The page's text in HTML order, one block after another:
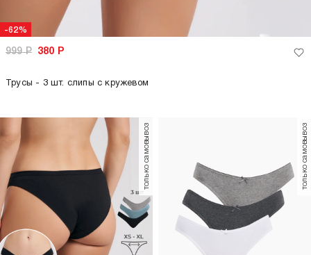
-62%
999Р 380 Р
Трусы - 3 шт. слипы с кружевом
только самовывоз только самовывоз